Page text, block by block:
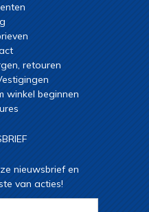
retouren
winkel beginnen
nieuwsbrief en
van acties!